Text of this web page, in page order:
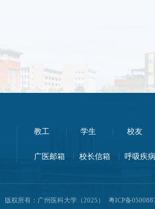
教工 学生 校友
广医邮箱 校长信箱 呼吸疾
版权所有：广州医科大学（2025） 粤ICP备